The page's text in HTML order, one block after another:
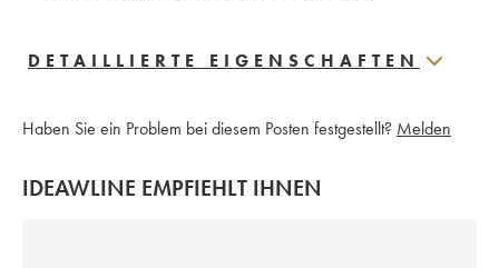
DETAILLIERTE EIGENSCHAFTEN
Haben Sie ein Problem bei diesem Posten festgestellt? Melden
IDEAWLINE EMPFIEHLT IHNEN